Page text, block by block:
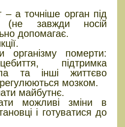
– а точніше орган під
(не завжди носій
допомагає.
померти:
підтримка
та інші життєво
мозком.
майбутнє.
можливі зміни в
і готуватися до